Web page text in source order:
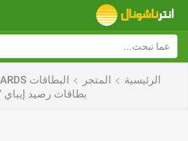
الرئيسية المتجر البطاقات CARDS
بطاقات رصيد إيباي EBAY